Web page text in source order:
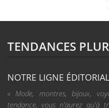
TENDANCES
NOTRE LIGNE
« Mode, montres, bijoux,
tendance, vous n'aurez qu'à